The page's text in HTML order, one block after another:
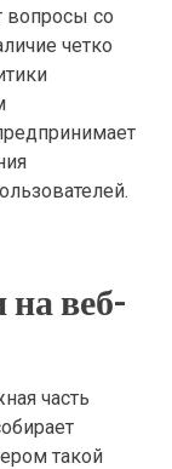
вопросы со
четко
веб-
часть
такой